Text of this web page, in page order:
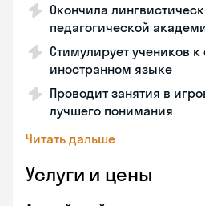
Окончила
педагогической
Стимулирует учеников
иностранном языке
Проводит занятия в
лучшего понимания
Читать дальше
Услуги и цены